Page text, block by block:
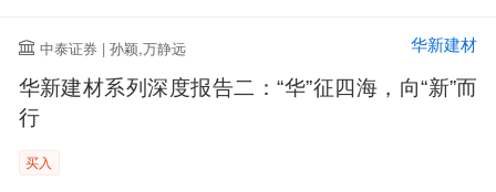
中泰证券 | 孙颖,万静远 华新建材
华新建材系列深度报告二：“华”征四海，向“新”而
行
买入